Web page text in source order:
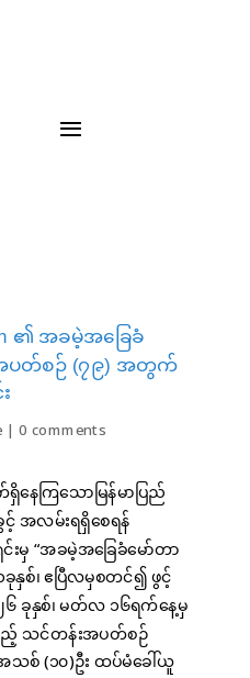
၏ အခမဲ့အခြေခံ
ပတ်စဉ် (၇၉) အတွက်
|0 comments
နေကြသောမြန်မာပြည်
အလမ်းရရှိစေရန်
းမှ “အခမဲ့အခြေခံမော်တာ
နှစ်၊ ဧပြီလမှစတင်၍ ဖွင့်
၆ ခုနှစ်၊ မတ်လ ၁၆ရက်နေ့မှ
ည့် သင်တန်းအပတ်စဉ်
(၁၀)ဦး ထပ်မံခေါ်ယူ